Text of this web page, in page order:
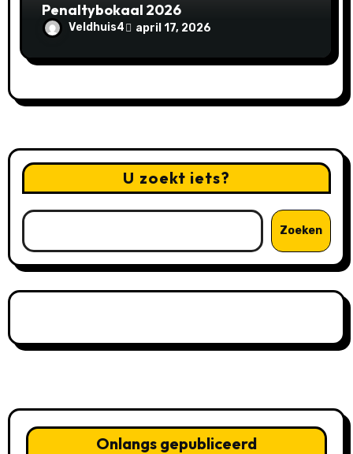
Penaltybokaal 2026
Veldhuis4 april 17, 2026
U zoekt iets?
Zoeken
Onlangs gepubliceerd